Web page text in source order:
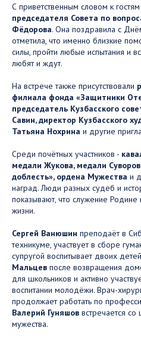
С приветственным словом к
председателя Совета по
Фёдорова. Она поздравила с
отметила, что именно близкие
силы, пройти любые испытания и
любят и ждут.
На встрече также присутствовали
филиала фонда «Защитники
председатель Кузбасского
Савин, директор Кузбасского
Татьяна Нохрина и другие
Среди почётных участников -
медали Жукова, медали
доблесть», ордена Мужества и
наград. Люди разных судеб и
показывают, что служение
жизни.
Сергей Ванюшин преподаёт в
техникуме, участвует в сборе
супругой воспитывает двоих
Мальцев после возвращения
для школьников и активно
воспитании молодёжи. Врач-
продолжает работать по
Валерий Гуняшов встречается
мужества.